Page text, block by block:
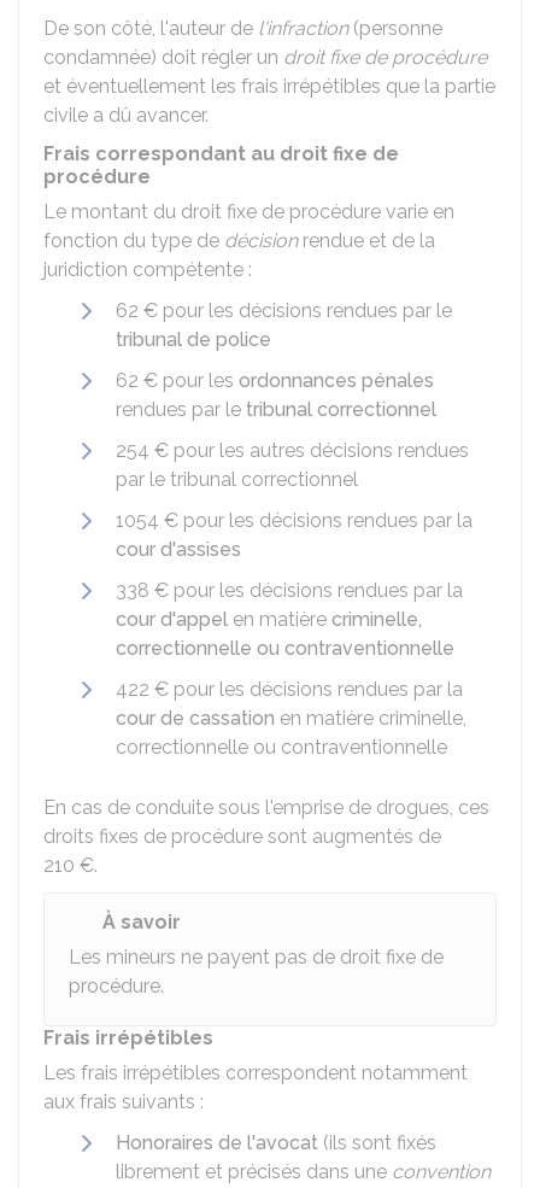
De son côté, l'auteur de l'infraction(personne
condamnée) doit régler un droit fixe de procédure
et éventuellement les frais irrépétibles que la partie
civile a dû avancer.
Frais correspondant au droit fixe de
procédure
Le montant du droit fixe de procédure varie en
fonction du type de décisionrendue et de la
juridiction compétente :
62 € pour les décisions rendues par le
tribunal de police
62 € pour les ordonnances pénales
rendues par le tribunal correctionnel
254 € pour les autres décisions rendues
par le tribunal correctionnel
1054 € pour les décisions rendues par la
cour d'assises
338 € pour les décisions rendues par la
cour d'appel en matière criminelle,
correctionnelle ou contraventionnelle
422 € pour les décisions rendues par la
cour de cassation en matière criminelle,
correctionnelle ou contraventionnelle
En cas de conduite sous l'emprise de drogues, ces
droits fixes de procédure sont augmentés de
210 €.
À savoir
Les mineurs ne payent pas de droit fixe de
procédure.
Frais irrépétibles
Les frais irrépétibles correspondent notamment
aux frais suivants :
Honoraires de l'avocat (ils sont fixés
librement et précisés dans une convention